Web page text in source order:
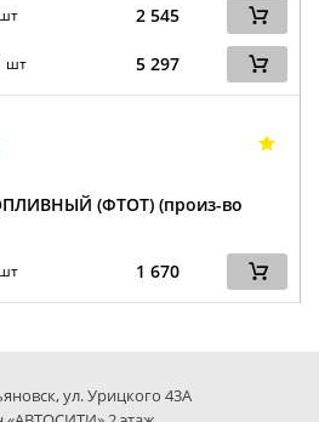
2 545
шт 5 297
(ФТОТ) (произ-во
1 670
ул. Урицкого 43А